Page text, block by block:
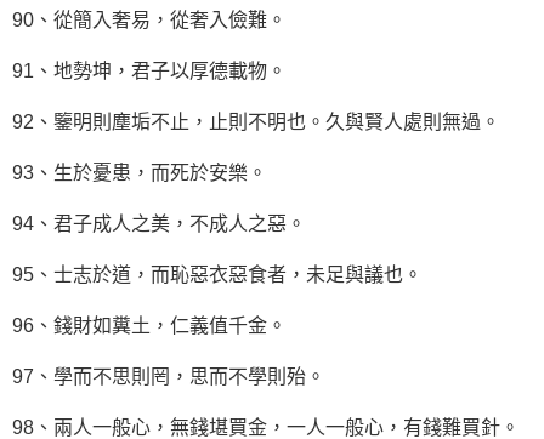
90、從簡入奢易，從奢入儉難。
91、地勢坤，君子以厚德載物。
92、鑒明則塵垢不止，止則不明也。久與賢人處則無過。
93、生於憂患，而死於安樂。
94、君子成人之美，不成人之惡。
95、士志於道，而恥惡衣惡食者，未足與議也。
96、錢財如糞土，仁義值千金。
97、學而不思則罔，思而不學則殆。
98、兩人一般心，無錢堪買金，一人一般心，有錢難買針。